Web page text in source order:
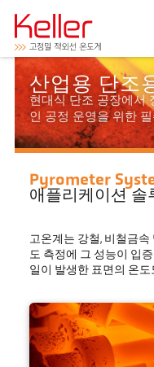
산업용 단조
현대식 단조 공장에서
인 공정 운영을 위한
Pyrometer
애플리케이션 솔
고온계는 강철, 비철금
도 측정에 그 성능이 입
일이 발생한 표면의 온